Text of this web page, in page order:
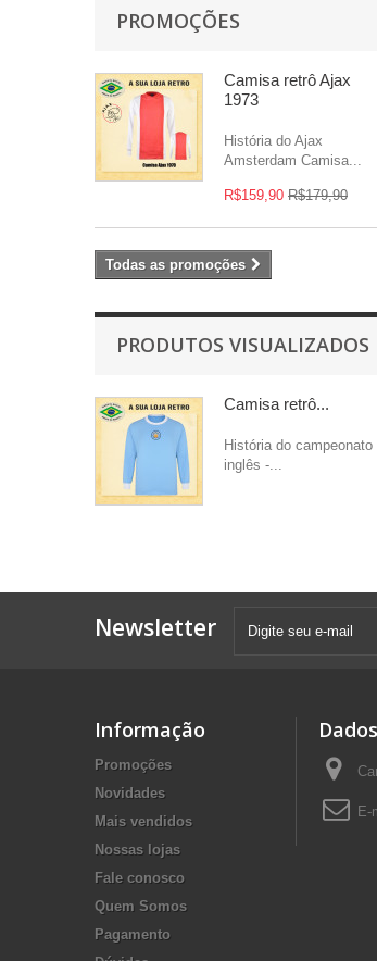
PROMOÇÕES
Camisa retrô Ajax
1973
História do Ajax
Amsterdam Camisa...
R$159,90 R$179,90
Todas as promoções
PRODUTOS VISUALIZADOS
Camisa retrô...
História do campeonato
inglês -...
Newsletter
Informação
Promoções
Novidades
Mais vendidos
Nossas lojas
Fale conosco
Quem Somos
Pagamento
E-